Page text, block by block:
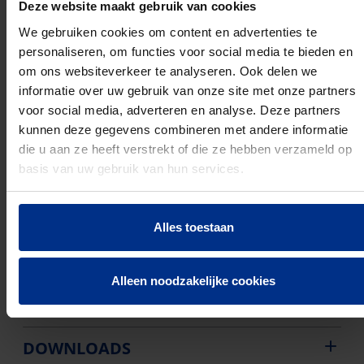
Deze website maakt gebruik van cookies
We gebruiken cookies om content en advertenties te
personaliseren, om functies voor social media te bieden en
om ons websiteverkeer te analyseren. Ook delen we
informatie over uw gebruik van onze site met onze partners
voor social media, adverteren en analyse. Deze partners
kunnen deze gegevens combineren met andere informatie
die u aan ze heeft verstrekt of die ze hebben verzameld op
basis van uw gebruik van hun services.
Alles toestaan
Alleen noodzakelijke cookies
Halogeenvrij:
Brandvertragend:
Buigweerstand: Star
Drukvastheidsklasse volgens EN 61386-1: Medium
(klasse 3, 750 N)
Slagvastheid volgens EN 61386-1: Zwaar (klasse 4 /
6 Joule)
Min. Bedrijfstemperatuur (°C): -25 °C
Max. Bedrijfstemperatuur (°C): 60 °C
Geschikt voor buiten installaties:
PRODUCTEN
DOWNLOADS